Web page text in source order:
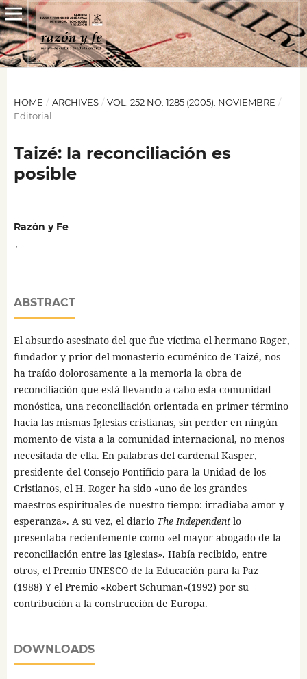
HOME / ARCHIVES / VOL. 252 NO. 1285 (2005): NOVIEMBRE /
Editorial
Taizé: la reconciliación es
posible
Razón y Fe
ABSTRACT
El absurdo asesinato del que fue víctima el hermano Roger,
fundador y prior del monasterio ecuménico de Taizé, nos
ha traído dolorosamente a la memoria la obra de
reconciliación que está llevando a cabo esta comunidad
monóstica, una reconciliación orientada en primer término
hacia las mismas Iglesias cristianas, sin perder en ningún
momento de vista a la comunidad internacional, no menos
necesitada de ella. En palabras del cardenal Kasper,
presidente del Consejo Pontificio para la Unidad de los
Cristianos, el H. Roger ha sido «uno de los grandes
maestros espirituales de nuestro tiempo: irradiaba amor y
esperanza». A su vez, el diario The Independentlo
presentaba recientemente como «el mayor abogado de la
reconciliación entre las Iglesias». Había recibido, entre
otros, el Premio UNESCO de la Educación para la Paz
(1988) Y el Premio «Robert Schuman»(1992) por su
contribución a la construcción de Europa.
DOWNLOADS